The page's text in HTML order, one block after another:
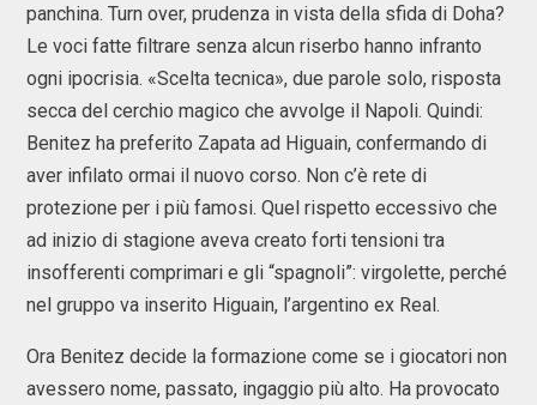
panchina. Turn over, prudenza in vista della sfida di Doha?
Le voci fatte filtrare senza alcun riserbo hanno infranto
ogni ipocrisia. «Scelta tecnica», due parole solo, risposta
secca del cerchio magico che avvolge il Napoli. Quindi:
Benitez ha preferito Zapata ad Higuain, confermando di
aver infilato ormai il nuovo corso. Non c’è rete di
protezione per i più famosi. Quel rispetto eccessivo che
ad inizio di stagione aveva creato forti tensioni tra
insofferenti comprimari e gli “spagnoli”: virgolette, perché
nel gruppo va inserito Higuain, l’argentino ex Real.
Ora Benitez decide la formazione come se i giocatori non
avessero nome, passato, ingaggio più alto. Ha provocato